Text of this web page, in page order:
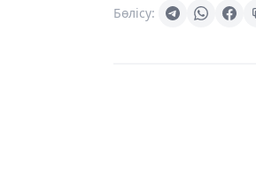
Бөлісу: